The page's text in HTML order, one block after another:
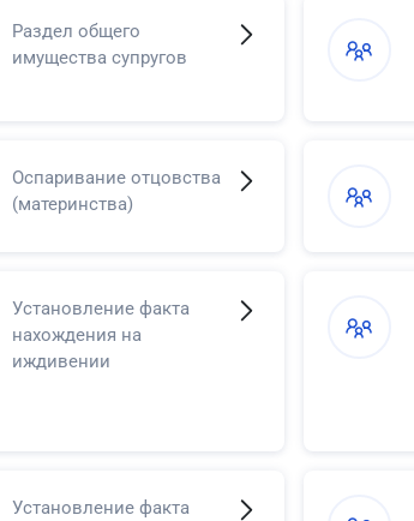
Раздел общего
имущества супругов
Оспаривание отцовства
(материнства)
Установление факта
нахождения на
иждивении
Установление факта